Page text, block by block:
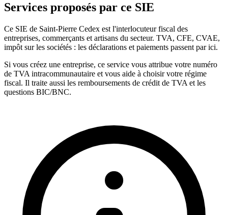
Services proposés par ce SIE
Ce SIE de Saint-Pierre Cedex est l'interlocuteur fiscal des
entreprises, commerçants et artisans du secteur. TVA, CFE, CVAE,
impôt sur les sociétés : les déclarations et paiements passent par ici.
Si vous créez une entreprise, ce service vous attribue votre numéro
de TVA intracommunautaire et vous aide à choisir votre régime
fiscal. Il traite aussi les remboursements de crédit de TVA et les
questions BIC/BNC.